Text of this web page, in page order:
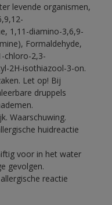
levende organismen,
1,11-diamino-3,6,9-
Formaldehyde,
chloro-2,3-
2H-isothiazool-3-on.
Let op! Bij
druppels
Waarschuwing.
huidreactie
voor in het water
gevolgen.
reactie